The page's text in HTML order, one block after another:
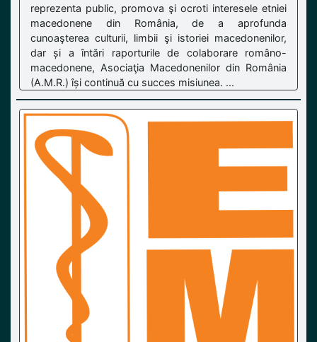
reprezenta public, promova şi ocroti interesele etniei
macedonene din România, de a aprofunda
cunoaşterea culturii, limbii şi istoriei macedonenilor,
dar și a întări raporturile de colaborare româno-
macedonene, Asociaţia Macedonenilor din România
(A.M.R.) își continuă cu succes misiunea. ...